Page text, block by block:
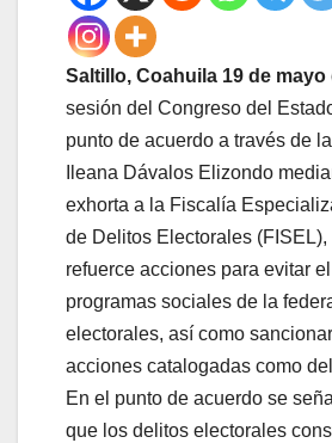
Saltillo, Coahuila 19 de mayo
sesión del Congreso del
punto de acuerdo a través de
Ileana Dávalos Elizondo
exhorta a la Fiscalía
de Delitos Electorales (FISEL),
refuerce acciones para evitar
programas sociales de la
electorales, así como
acciones catalogadas como
En el punto de acuerdo se
que los delitos electorales